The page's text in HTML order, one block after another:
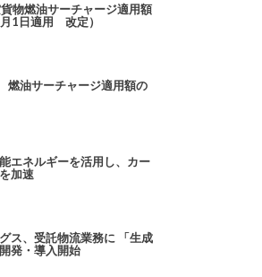
物燃油サーチャージ適用額
1日適用 改定）
油サーチャージ適用額の
エネルギーを活用し、カー
加速
ス、受託物流業務に 「生成
発・導入開始